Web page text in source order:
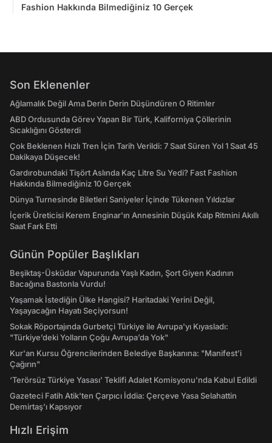
Fashion Hakkında Bilmediğiniz 10 Gerçek
Son Eklenenler
Ağlamalık Değil Ama Derin Derin Düşündüren O Ritimler
ABD Ordusunda Görev Yapan Bir Türk, Kaliforniya Çöllerinin
Sıcaklığını Gösterdi
Çok Beklenen Hızlı Tren İçin Tarih Verildi: 7 Saat Süren Yol 1 Saat 45
Dakikaya Düşecek!
Gardırobundaki Tişört Aslında Kaç Litre Su Yedi? Fast Fashion
Hakkında Bilmediğiniz 10 Gerçek
Dünya Turnesinde Biletleri Saniyeler İçinde Tükenen Yıldızlar
İçerik Üreticisi Kerem Enginar'ın Annesinin Düşük Kalp Ritmini Akıllı
Saat Fark Etti
Günün Popüler Başlıkları
Beşiktaş-Üsküdar Vapurunda Yaşlı Kadın, Şort Giyen Kadının
Bacağına Bastonla Vurdu!
Yaşamak İstediğin Ülke Hangisi? Haritadaki Yerini Değil,
Yaşayacağın Hayatı Seçiyorsun!
Sokak Röportajında Gurbetçi Türkiye ile Avrupa'yı Kıyasladı:
"Türkiye’deki Yolların Çoğu Avrupa’da Yok"
Kur'an Kursu Öğrencilerinden Belediye Başkanına: "Manifest’i
Çağırın"
‘Terörsüz Türkiye Yasası’ Teklifi Adalet Komisyonu'nda Kabul Edildi
Gazeteci Fatih Atik'ten Çarpıcı İddia: Çerçeve Yasa Selahattin
Demirtaş'ı Kapsıyor
Hızlı Erişim